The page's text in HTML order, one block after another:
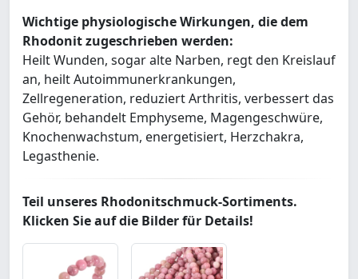
Wichtige physiologische Wirkungen, die dem
Rhodonit zugeschrieben werden:
Heilt Wunden, sogar alte Narben, regt den Kreislauf
an, heilt Autoimmunerkrankungen,
Zellregeneration, reduziert Arthritis, verbessert das
Gehör, behandelt Emphyseme, Magengeschwüre,
Knochenwachstum, energetisiert, Herzchakra,
Legasthenie.
Teil unseres Rhodonitschmuck-Sortiments.
Klicken Sie auf die Bilder für Details!